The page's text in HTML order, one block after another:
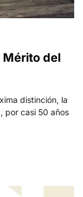
Mérito del
distinción, la
por casi 50 años